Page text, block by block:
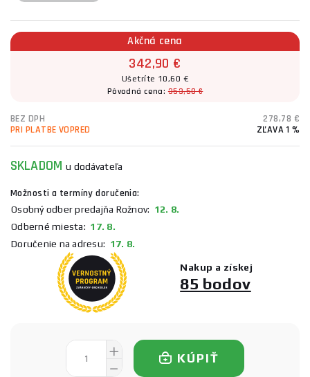
Akčná cena
342,90 €
Ušetríte 10,60 €
Pôvodná cena:353,50 €
BEZ DPH
278,78 €
PRI PLATBE VOPRED
ZĽAVA 1 %
SKLADOMu dodávateľa
Možnosti a termíny doručenia:
Osobný odber predajňa Rožnov: 12. 8.
Odberné miesta: 17. 8.
Doručenie na adresu: 17. 8.
Nakup a získej
85 bodov
KÚPIŤ